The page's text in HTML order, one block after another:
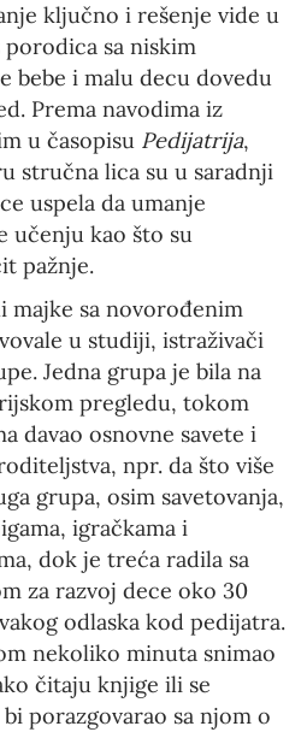
ključno i rešenje vide u
sa niskim
bebe i malu decu dovedu
Prema navodima iz
u časopisu Pedijatrija,
stručna lica su u saradnji
uspela da umanje
učenju kao što su
pažnje.
majke sa novorođenim
u studiji, istraživači
Jedna grupa je bila na
pregledu, tokom
davao osnovne savete i
npr. da što više
grupa, osim savetovanja,
igračkama i
dok je treća radila sa
za razvoj dece oko 30
odlaska kod pedijatra.
nekoliko minuta snimao
čitaju knjige ili se
porazgovarao sa njom o